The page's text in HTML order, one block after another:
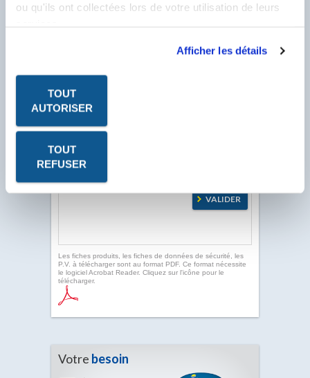
ou qu'ils ont collectées lors de votre utilisation de leurs
Afficher les détails
TOUT
AUTORISER
TOUT
REFUSER
commençant par un F.
Les fiches produits, les fiches de données de sécurité, les
P.V. à télécharger sont au format PDF. Ce format nécessite
le logiciel Acrobat Reader. Cliquez sur l'icône pour le
télécharger.
Votre besoin